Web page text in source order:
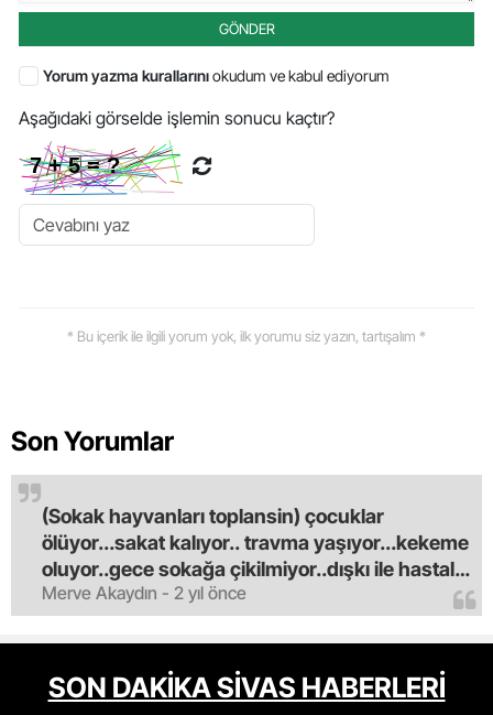
GÖNDER
Yorum yazma kurallarınıokudum ve kabul ediyorum
Aşağıdaki görselde işlemin sonucu kaçtır?
* Bu içerik ile ilgili yorum yok, ilk yorumu siz yazın, tartışalım *
Son Yorumlar
Merve Akaydın - 2 yıl önce
(Sokak hayvanları toplansin) çocuklar
ölüyor...sakat kalıyor.. travma yaşıyor...kekeme
oluyor..gece sokağa çikilmiyor..dışkı ile hastalık
saciyorlar.araba ve taksi olmadan eve
gldemiyoruz.artik bıktık.mama lobisinden para
alan tipler yüzünden bu vahşi hayvanlar
masum algısı yapılıyor.iki gün aç kalsa kendi
cinsini bile öldüren bu kopekler derhal
SON DAKİKA SİVAS HABERLERİ